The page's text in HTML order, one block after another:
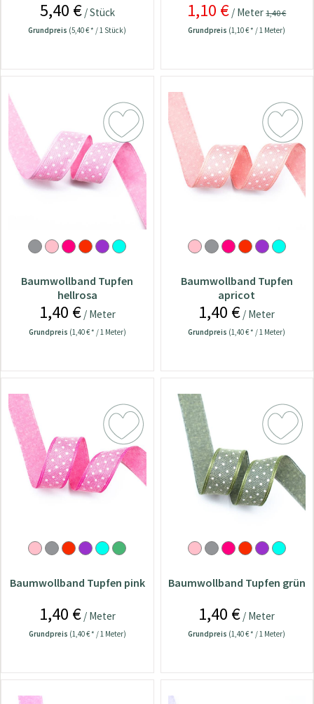
5,40 €/ Stück
Grundpreis (5,40 € * / 1 Stück)
1,10 € / Meter1,40 €
Grundpreis (1,10 € * / 1 Meter)
Baumwollband Tupfen
hellrosa
1,40 €/ Meter
Grundpreis (1,40 € * / 1 Meter)
Baumwollband Tupfen
apricot
1,40 € / Meter
Grundpreis (1,40 € * / 1 Meter)
Baumwollband Tupfen pink
1,40 €/ Meter
Grundpreis (1,40 € * / 1 Meter)
Baumwollband Tupfen grün
1,40 € / Meter
Grundpreis (1,40 € * / 1 Meter)